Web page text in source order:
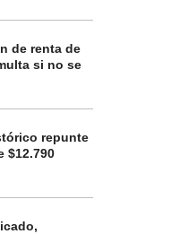
de renta de
si no se
repunte
$12.790